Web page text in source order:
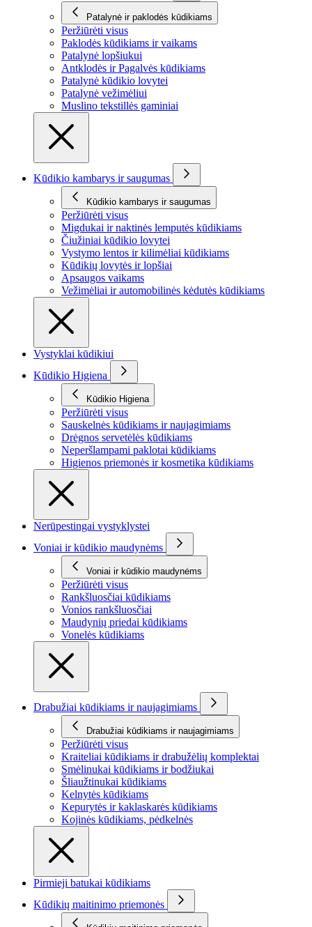
Patalynė ir paklodės kūdikiams
Peržiūrėti visus
Paklodės kūdikiams ir vaikams
Patalynė lopšiukui
Antklodės ir Pagalvės kūdikiams
Patalynė kūdikio lovytei
Patalynė vežimėliui
Muslino tekstillės gaminiai
Kūdikio kambarys ir saugumas
Kūdikio kambarys ir saugumas
Peržiūrėti visus
Migdukai ir naktinės lemputės kūdikiams
Čiužiniai kūdikio lovytei
Vystymo lentos ir kilimėliai kūdikiams
Kūdikių lovytės ir lopšiai
Apsaugos vaikams
Vežimėliai ir automobilinės kėdutės kūdikiams
Vystyklai kūdikiui
Kūdikio Higiena
Kūdikio Higiena
Peržiūrėti visus
Sauskelnės kūdikiams ir naujagimiams
Drėgnos servetėlės kūdikiams
Neperšlampami paklotai kūdikiams
Higienos priemonės ir kosmetika kūdikiams
Nerūpestingai vystyklystei
Voniai ir kūdikio maudynėms
Voniai ir kūdikio maudynėms
Peržiūrėti visus
Rankšluosčiai kūdikiams
Vonios rankšluosčiai
Maudynių priedai kūdikiams
Vonelės kūdikiams
Drabužiai kūdikiams ir naujagimiams
Drabužiai kūdikiams ir naujagimiams
Peržiūrėti visus
Kraiteliai kūdikiams ir drabužėlių komplektai
Smėlinukai kūdikiams ir bodžiukai
Šliaužtinukai kūdikiams
Kelnytės kūdikiams
Kepurytės ir kaklaskarės kūdikiams
Kojinės kūdikiams, pėdkelnės
Pirmieji batukai kūdikiams
Kūdikių maitinimo priemonės